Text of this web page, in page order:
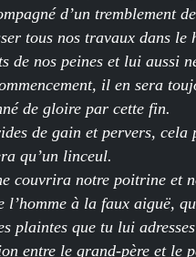
d’un tremblement
tous nos travaux dans
de nos peines et lui aussi
il en sera
de gloire par cette fin.
de gain et pervers,
qu’un linceul.
couvrira notre poitrine et
l’homme à la faux aiguë,
plaintes que tu lui
entre le grand-père et le